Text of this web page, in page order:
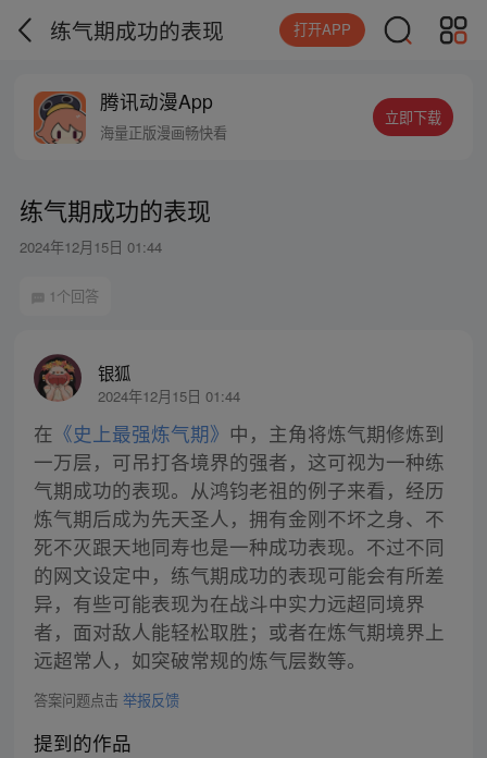
练气期成功的表现 打开APP
腾讯动漫App
海量正版漫画畅快看
立即下载
练气期成功的表现
2024年12月15日 01:44
1个回答
银狐
2024年12月15日 01:44
在 《史上最强炼气期》 中，主角将炼气期修炼到
一万层，可吊打各境界的强者，这可视为一种练
气期成功的表现。从鸿钧老祖的例子来看，经历
炼气期后成为先天圣人，拥有金刚不坏之身、不
死不灭跟天地同寿也是一种成功表现。不过不同
的网文设定中，练气期成功的表现可能会有所差
异，有些可能表现为在战斗中实力远超同境界
者，面对敌人能轻松取胜；或者在炼气期境界上
远超常人，如突破常规的炼气层数等。
答案问题点击 举报反馈
提到的作品